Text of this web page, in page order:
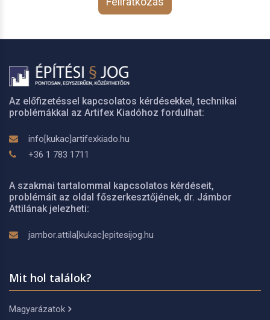
Az előfizetéssel kapcsolatos kérdésekkel, technikai
problémákkal az Artifex Kiadóhoz fordulhat:
info[kukac]artifexkiado.hu
+36 1 783 1711
A szakmai tartalommal kapcsolatos kérdéseit,
problémáit az oldal főszerkesztőjének, dr. Jámbor
Attilának jelezheti:
jambor.attila[kukac]epitesijog.hu
Mit hol találok?
Magyarázatok